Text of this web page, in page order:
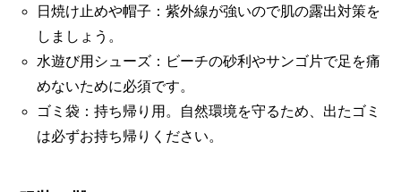
日焼け止めや帽子：紫外線が強いので肌の露出対策を
しましょう。
水遊び用シューズ：ビーチの砂利やサンゴ片で足を痛
めないために必須です。
ゴミ袋：持ち帰り用。自然環境を守るため、出たゴミ
は必ずお持ち帰りください。